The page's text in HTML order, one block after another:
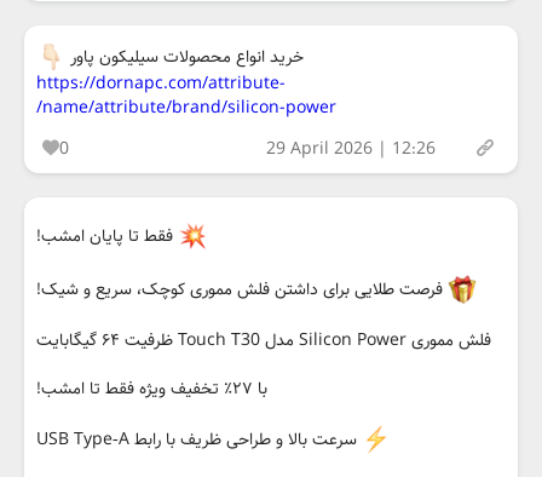
خرید انواع محصولات سیلیکون پاور
https://dornapc.com/attribute-
name/attribute/brand/silicon-power/
0
29 April 2026 | 12:26
فقط تا پایان امشب!
فرصت طلایی برای داشتن فلش مموری کوچک، سریع و شیک!
فلش مموری Silicon Power مدل Touch T30 ظرفیت ۶۴ گیگابایت
با ۲۷٪ تخفیف ویژه فقط تا امشب!
سرعت بالا و طراحی ظریف با رابط USB Type‑A